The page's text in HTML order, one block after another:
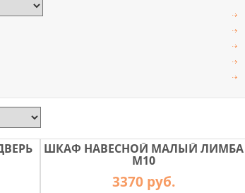
ШКАФ НАВЕСНОЙ МАЛЫЙ ЛИМБА
М10
3370 руб.